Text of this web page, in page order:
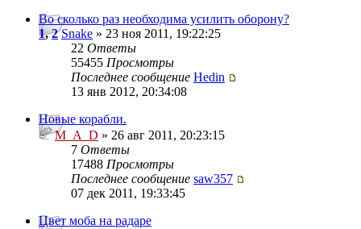
Во сколько раз необходима усилить оборону?
1,2 Snake » 23 ноя 2011, 19:22:25
22 Ответы
55455 Просмотры
Последнее сообщение Hedin
13 янв 2012, 20:34:08
Новые корабли.
M_A_D » 26 авг 2011, 20:23:15
7 Ответы
17488 Просмотры
Последнее сообщение saw357
07 дек 2011, 19:33:45
Цвет моба на радаре